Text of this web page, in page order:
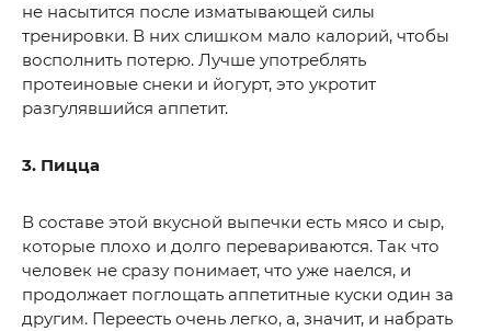
не насытится после изматывающей силы
тренировки. В них слишком мало калорий, чтобы
восполнить потерю. Лучше употреблять
протеиновые снеки и йогурт, это укротит
разгулявшийся аппетит.
3. Пицца
В составе этой вкусной выпечки есть мясо и сыр,
которые плохо и долго перевариваются. Так что
человек не сразу понимает, что уже наелся, и
продолжает поглощать аппетитные куски один за
другим. Переесть очень легко, а, значит, и набрать